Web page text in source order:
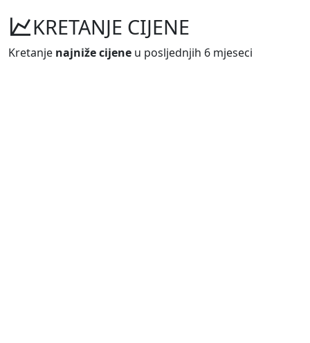
KRETANJE CIJENE
Kretanje najniže cijene u posljednjih 6 mjeseci